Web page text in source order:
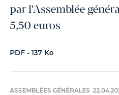
par l’Assemblée
5,50 euros
PDF - 137 Ko
ASSEMBLÉES GÉNÉRALES